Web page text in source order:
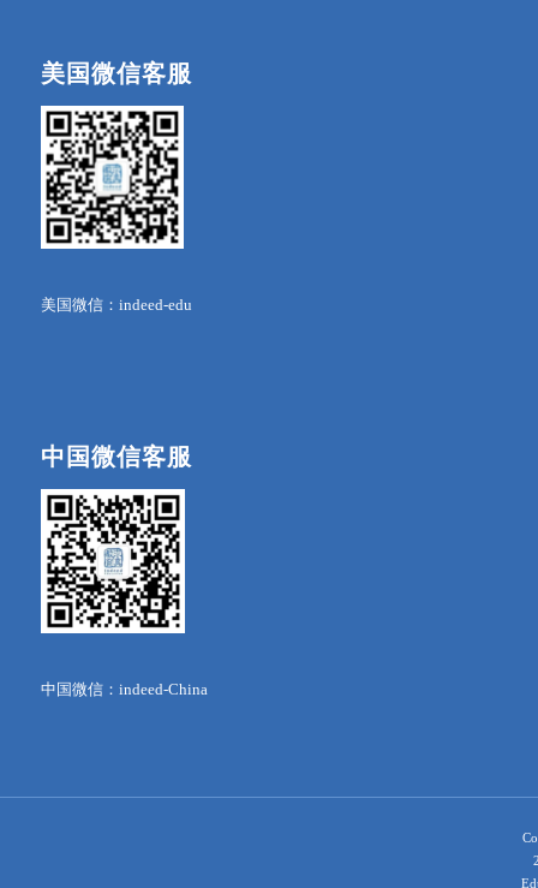
美国微信客服
美国微信：indeed-edu
中国微信客服
中国微信：indeed-China